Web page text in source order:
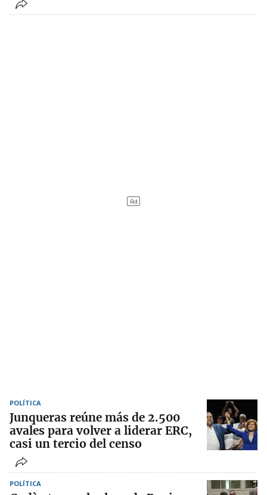
POLÍTICA
Junqueras reúne más de 2.500
avales para volver a liderar ERC,
casi un tercio del censo
POLÍTICA